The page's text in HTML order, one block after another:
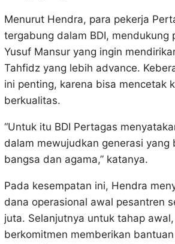
Menurut Hendra, para pekerja
tergabung dalam BDI, mendukung
Yusuf Mansur yang ingin
Tahfidz yang lebih advance.
ini penting, karena bisa mencetak
berkualitas.
“Untuk itu BDI Pertagas
dalam mewujudkan generasi yang
bangsa dan agama,” katanya.
Pada kesempatan ini, Hendra
dana operasional awal pesantren
juta. Selanjutnya untuk tahap
berkomitmen memberikan